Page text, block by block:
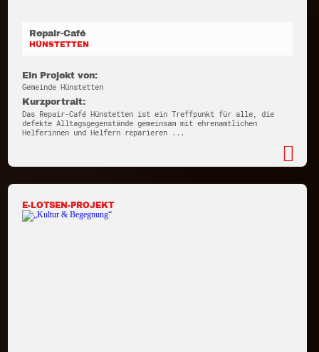
Repair-Café
HÜNSTETTEN
Ein Projekt von:
Gemeinde Hünstetten
Kurzportrait:
Das Repair-Café Hünstetten ist ein Treffpunkt für alle, die
defekte Alltagsgegenstände gemeinsam mit ehrenamtlichen
Helferinnen und Helfern reparieren ...
E-LOTSEN-PROJEKT